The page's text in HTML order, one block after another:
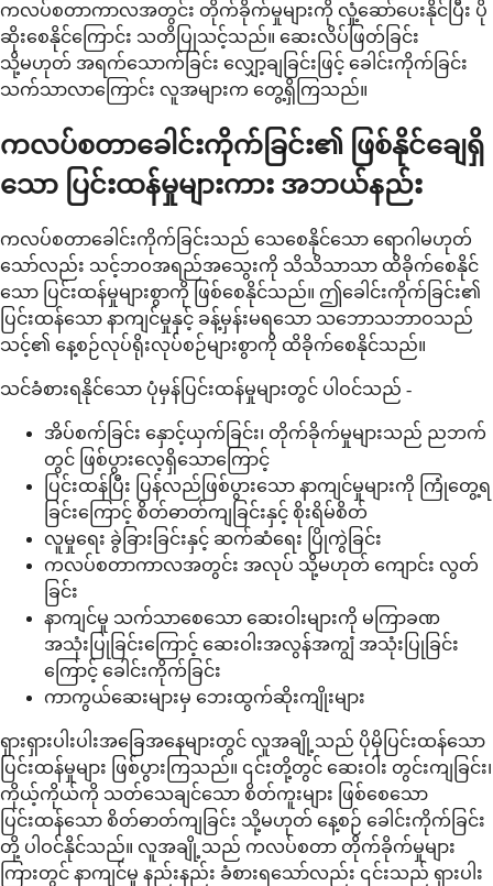
ကလပ်စတာကာလအတွင်း တိုက်ခိုက်မှုများကို လှုံ့ဆော်ပေးနိုင်ပြီး ပို
ဆိုးစေနိုင်ကြောင်း သတိပြုသင့်သည်။ ဆေးလိပ်ဖြတ်ခြင်း
သို့မဟုတ် အရက်သောက်ခြင်း လျှော့ချခြင်းဖြင့် ခေါင်းကိုက်ခြင်း
သက်သာလာကြောင်း လူအများက တွေ့ရှိကြသည်။
ကလပ်စတာခေါင်းကိုက်ခြင်း၏ ဖြစ်နိုင်ချေရှိ
သော ပြင်းထန်မှုများကား အဘယ်နည်း
ကလပ်စတာခေါင်းကိုက်ခြင်းသည် သေစေနိုင်သော ရောဂါမဟုတ်
သော်လည်း သင့်ဘဝအရည်အသွေးကို သိသိသာသာ ထိခိုက်စေနိုင်
သော ပြင်းထန်မှုများစွာကို ဖြစ်စေနိုင်သည်။ ဤခေါင်းကိုက်ခြင်း၏
ပြင်းထန်သော နာကျင်မှုနှင့် ခန့်မှန်းမရသော သဘောသဘာဝသည်
သင့်၏ နေ့စဉ်လုပ်ရိုးလုပ်စဉ်များစွာကို ထိခိုက်စေနိုင်သည်။
သင်ခံစားရနိုင်သော ပုံမှန်ပြင်းထန်မှုများတွင် ပါဝင်သည် -
အိပ်စက်ခြင်း နှောင့်ယှက်ခြင်း၊ တိုက်ခိုက်မှုများသည် ညဘက်
တွင် ဖြစ်ပွားလေ့ရှိသောကြောင့်
ပြင်းထန်ပြီး ပြန်လည်ဖြစ်ပွားသော နာကျင်မှုများကို ကြုံတွေ့ရ
ခြင်းကြောင့် စိတ်ဓာတ်ကျခြင်းနှင့် စိုးရိမ်စိတ်
လူမှုရေး ခွဲခြားခြင်းနှင့် ဆက်ဆံရေး ပြိုကွဲခြင်း
ကလပ်စတာကာလအတွင်း အလုပ် သို့မဟုတ် ကျောင်း လွတ်
ခြင်း
နာကျင်မှု သက်သာစေသော ဆေးဝါးများကို မကြာခဏ
အသုံးပြုခြင်းကြောင့် ဆေးဝါးအလွန်အကျွံ အသုံးပြုခြင်း
ကြောင့် ခေါင်းကိုက်ခြင်း
ကာကွယ်ဆေးများမှ ဘေးထွက်ဆိုးကျိုးများ
ရှားရှားပါးပါးအခြေအနေများတွင် လူအချို့သည် ပိုမိုပြင်းထန်သော
ပြင်းထန်မှုများ ဖြစ်ပွားကြသည်။ ၎င်းတို့တွင် ဆေးဝါး တွင်းကျခြင်း၊
ကိုယ့်ကိုယ်ကို သတ်သေချင်သော စိတ်ကူးများ ဖြစ်စေသော
ပြင်းထန်သော စိတ်ဓာတ်ကျခြင်း သို့မဟုတ် နေ့စဉ် ခေါင်းကိုက်ခြင်း
တို့ ပါဝင်နိုင်သည်။ လူအချို့သည် ကလပ်စတာ တိုက်ခိုက်မှုများ
ကြားတွင် နာကျင်မှု နည်းနည်း ခံစားရသော်လည်း ၎င်းသည် ရှားပါး